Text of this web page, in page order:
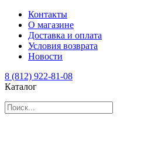
Контакты
О магазине
Доставка и оплата
Условия возврата
Новости
8 (812) 922-81-08
Каталог